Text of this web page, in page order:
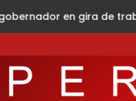
en la sierra